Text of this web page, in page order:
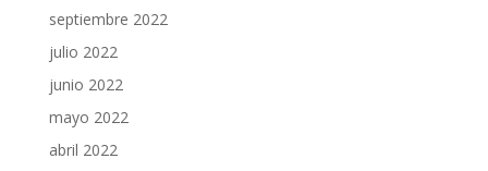
septiembre 2022
julio 2022
junio 2022
mayo 2022
abril 2022